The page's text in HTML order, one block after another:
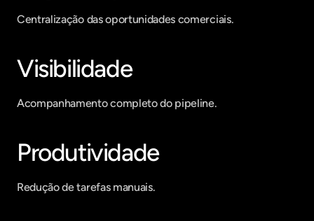
Centralização das oportunidades comerciais.
Visibilidade
Acompanhamento completo do pipeline.
Produtividade
Redução de tarefas manuais.